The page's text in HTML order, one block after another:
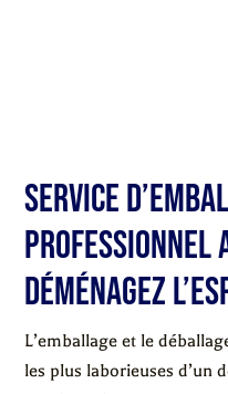
Service
professionnel
déménagez
L’emballage et le
les plus laborieuses d’un